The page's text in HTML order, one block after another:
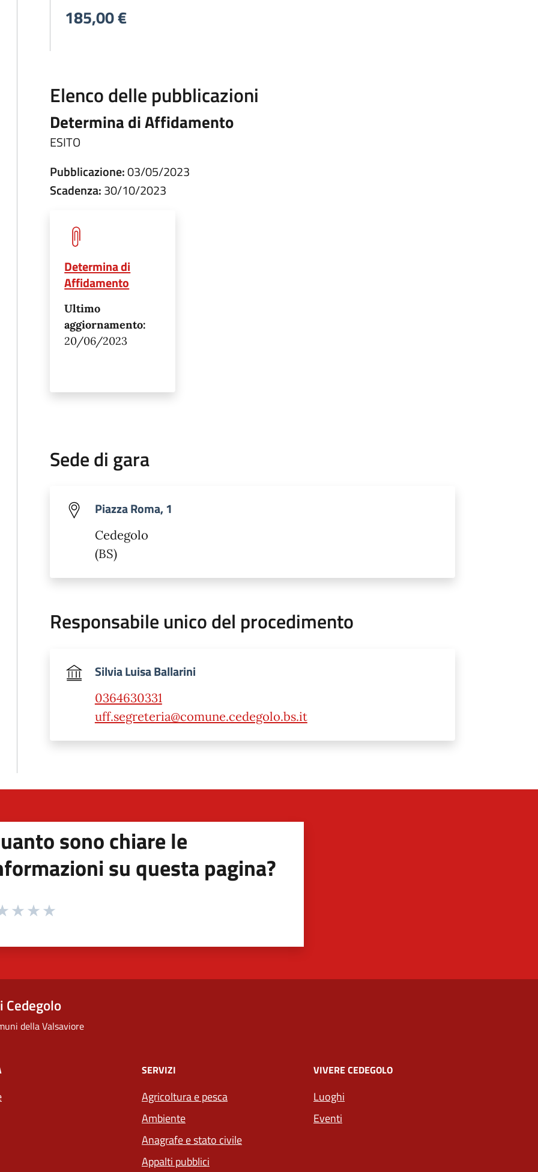
185,00 €
Elenco delle pubblicazioni
Determina di Affidamento
ESITO
Pubblicazione:03/05/2023
Scadenza:30/10/2023
Determina di
Affidamento
Ultimo
aggiornamento:
20/06/2023
Sede di gara
Piazza Roma, 1
Cedegolo
(BS)
Responsabile unico del procedimento
Silvia Luisa Ballarini
0364630331
uff.segreteria@comune.cedegolo.bs.it
sono chiare le
su questa pagina?
1 a 5 stelle la pagina
Cedegolo
della Valsaviore
SERVIZI
Agricoltura e pesca
Ambiente
Anagrafe e stato civile
Appalti pubblici
VIVERE CEDEGOLO
Luoghi
Eventi